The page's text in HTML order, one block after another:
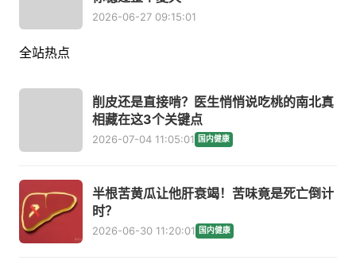
2026-06-27 09:15:01
全站热点
削皮还是直接啃？医生悄悄说吃桃的南北真
相藏在这3个关键点
2026-07-04 11:05:01 国内健康
半根苦黄瓜让他肝衰竭！苦味竟是死亡倒计
时？
2026-06-30 11:20:01 国内健康